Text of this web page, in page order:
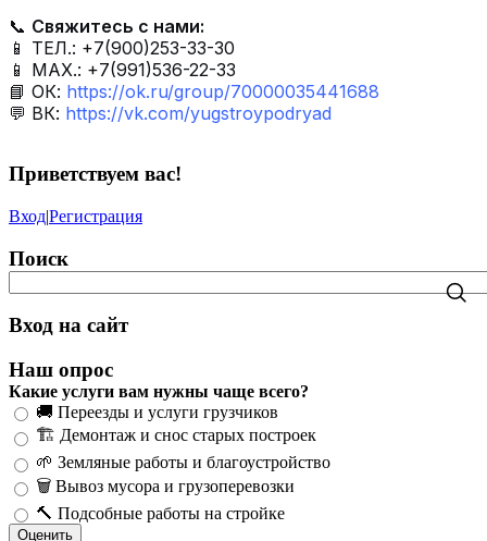
📞 Свяжитесь с нами:
📱 ТЕЛ.: +7(900)253-33-30
📱 МАХ.: +7(991)536-22-33
📘 ОК: https://ok.ru/group/70000035441688
💬 ВК: https://vk.com/yugstroypodryad
Приветствуем вас!
Вход|Регистрация
Поиск
Вход на сайт
Наш опрос
Какие услуги вам нужны чаще всего?
🚚 Переезды и услуги грузчиков
🏗️ Демонтаж и снос старых построек
🌱 Земляные работы и благоустройство
🗑️ Вывоз мусора и грузоперевозки
🔨 Подсобные работы на стройке